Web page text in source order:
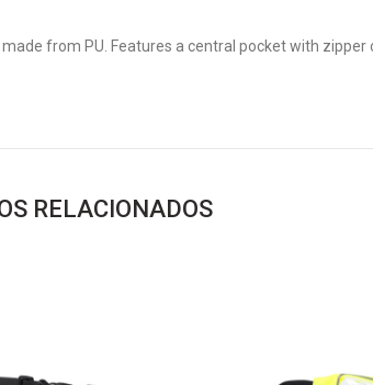
made from PU. Features a central pocket with
RELACIONADOS